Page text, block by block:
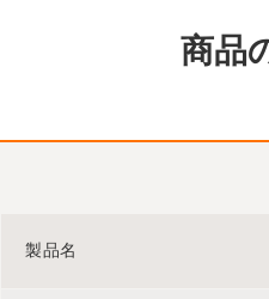
商品
製品名